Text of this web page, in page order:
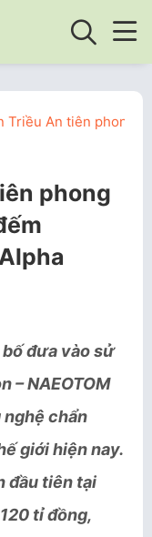
Triều An tiên phong
phong
đưa vào sử
– NAEOTOM
chẩn
giới hiện nay.
đầu tiên tại
tỉ đồng,